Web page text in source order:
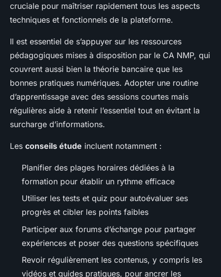
cruciale pour maîtriser rapidement tous les aspects
techniques et fonctionnels de la plateforme.
Il est essentiel de s’appuyer sur les ressources
pédagogiques mises à disposition par le CA NMP, qui
couvrent aussi bien la théorie bancaire que les
bonnes pratiques numériques. Adopter une routine
d’apprentissage avec des sessions courtes mais
régulières aide à retenir l’essentiel tout en évitant la
surcharge d’informations.
Les conseils étude incluent notamment :
Planifier des plages horaires dédiées à la
formation pour établir un rythme efficace
Utiliser les tests et quiz pour autoévaluer ses
progrès et cibler les points faibles
Participer aux forums d’échange pour partager
expériences et poser des questions spécifiques
Revoir régulièrement les contenus, y compris les
vidéos et guides pratiques, pour ancrer les